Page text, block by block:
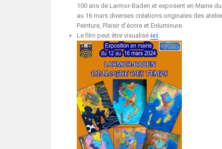
100 ans de Larmor-Baden et exposent en Mairie
au 16 mars diverses créations originales des
Peinture, Plaisir d’écrire et Enluminure.
Le film peut être visualisé ici